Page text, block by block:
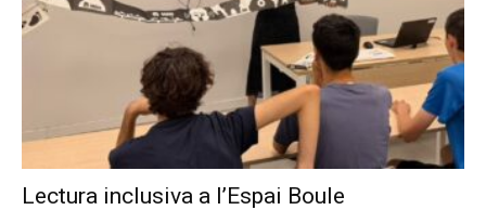
Lectura inclusiva a l’Espai Boule